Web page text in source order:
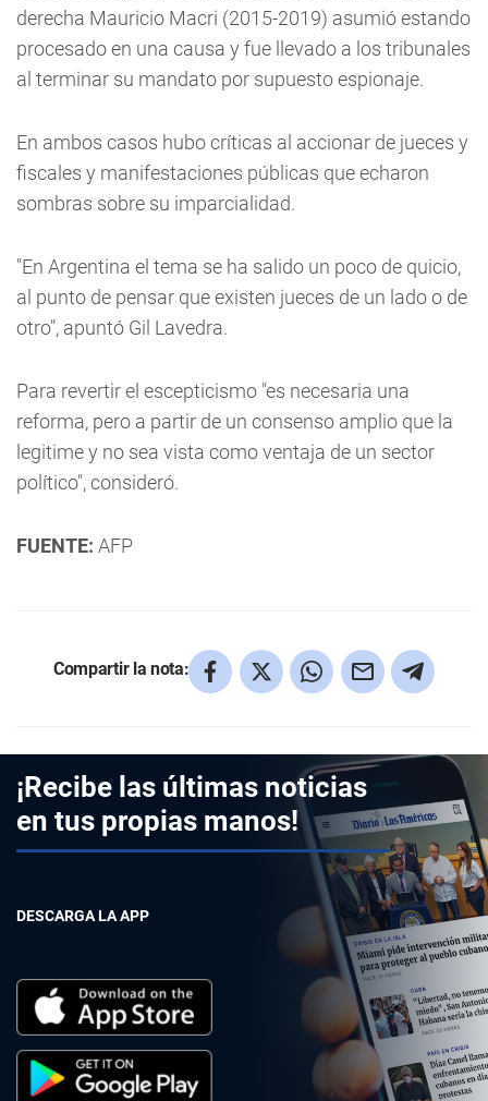
derecha Mauricio Macri (2015-2019) asumió estando
procesado en una causa y fue llevado a los tribunales
al terminar su mandato por supuesto espionaje.
En ambos casos hubo críticas al accionar de jueces y
fiscales y manifestaciones públicas que echaron
sombras sobre su imparcialidad.
"En Argentina el tema se ha salido un poco de quicio,
al punto de pensar que existen jueces de un lado o de
otro", apuntó Gil Lavedra.
Para revertir el escepticismo "es necesaria una
reforma, pero a partir de un consenso amplio que la
legitime y no sea vista como ventaja de un sector
político", consideró.
FUENTE: AFP
Compartir la nota:
¡Recibe las últimas noticias
en tus propias manos!
DESCARGA LA APP